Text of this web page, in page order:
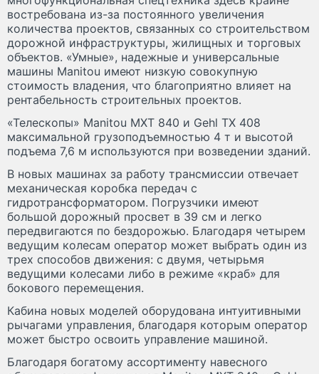
востребована из-за постоянного увеличения
количества проектов, связанных со строительством
дорожной инфраструктуры, жилищных и торговых
объектов. «Умные», надежные и универсальные
машины Manitou имеют низкую совокупную
стоимость владения, что благоприятно влияет на
рентабельность строительных проектов.
«Телескопы» Manitou MXT 840 и Gehl TX 408
максимальной грузоподъемностью 4 т и высотой
подъема 7,6 м используются при возведении зданий.
В новых машинах за работу трансмиссии отвечает
механическая коробка передач с
гидротрансформатором. Погрузчики имеют
большой дорожный просвет в 39 см и легко
передвигаются по бездорожью. Благодаря четырем
ведущим колесам оператор может выбрать один из
трех способов движения: с двумя, четырьмя
ведущими колесами либо в режиме «краб» для
бокового перемещения.
Кабина новых моделей оборудована интуитивными
рычагами управления, благодаря которым оператор
может быстро освоить управление машиной.
Благодаря богатому ассортименту навесного